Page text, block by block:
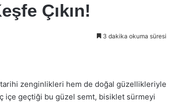
Çıkın!
3 dakika okuma süresi
zenginlikleri hem de doğal güzellikleriyle
içe geçtiği bu güzel semt, bisiklet sürmeyi